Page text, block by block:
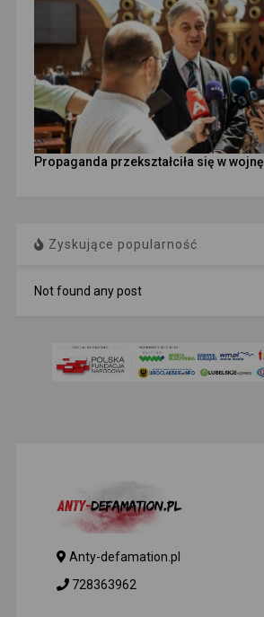
Propaganda przekształciła się w wojnę
Zyskujące popularność
Not found any post
Anty-defamation.pl
728363962